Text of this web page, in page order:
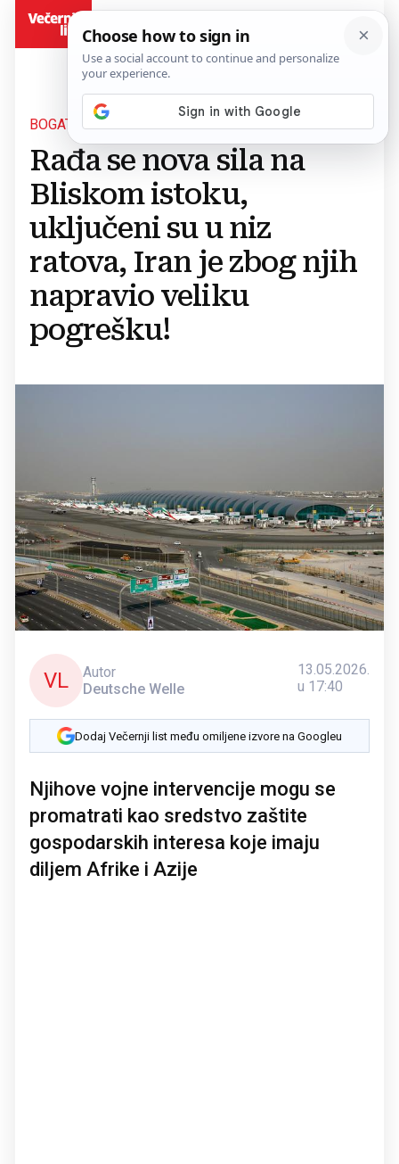
BOGATI I AGRESIVNI
Rađa se nova sila na
Bliskom istoku,
uključeni su u niz
ratova, Iran je zbog njih
napravio veliku
pogrešku!
VL
Autor
Deutsche Welle
13.05.2026.
u 17:40
Dodaj Večernji list među omiljene izvore na Googleu
Njihove vojne intervencije mogu se
promatrati kao sredstvo zaštite
gospodarskih interesa koje imaju
diljem Afrike i Azije